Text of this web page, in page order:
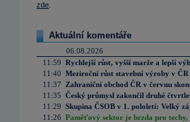
zde
Aktuální komentáře
06.08.2026
11:59 Rychlejší růst, vyšší marže a lepší
11:40 Meziroční růst stavební výroby v
11:37
Zahraniční obchod ČR v červnu
11:35 Český průmysl zakončil druhé
11:29 Skupina ČSOB v 1. pololetí: Velký
11:26 Paměťový sektor je brzda pro techy,